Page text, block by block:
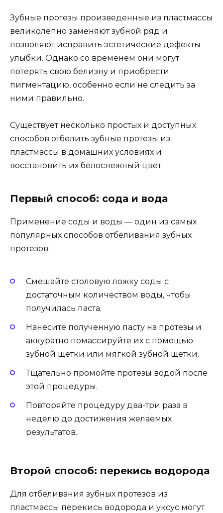
Зубные протезы произведенные из пластмассы
великолепно заменяют зубной ряд и
позволяют исправить эстетические дефекты
улыбки. Однако со временем они могут
потерять свою белизну и приобрести
пигментацию, особенно если не следить за
ними правильно.
Существует несколько простых и доступных
способов отбелить зубные протезы из
пластмассы в домашних условиях и
восстановить их белоснежный цвет.
Первый способ: сода и вода
Применение соды и воды — один из самых
популярных способов отбеливания зубных
протезов:
Смешайте столовую ложку соды с
достаточным количеством воды, чтобы
получилась паста.
Нанесите полученную пасту на протезы и
аккуратно помассируйте их с помощью
зубной щетки или мягкой зубной щетки.
Тщательно промойте протезы водой после
этой процедуры.
Повторяйте процедуру два-три раза в
неделю до достижения желаемых
результатов.
Второй способ: перекись водорода
Для отбеливания зубных протезов из
пластмассы перекись водорода и уксус могут